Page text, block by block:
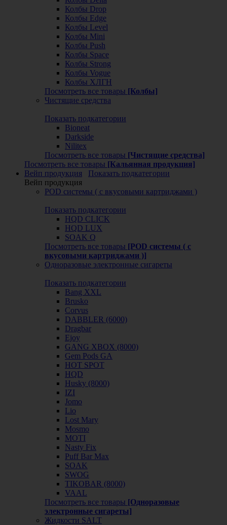
Колбы Drop
Колбы Edge
Колбы Level
Колбы Mini
Колбы Push
Колбы Space
Колбы Strong
Колбы Vogue
Колбы ХЛГН
Посмотреть все товары [Колбы]
Чистящие средства
Показать подкатегории
Bioneat
Darkside
Nilitex
Посмотреть все товары [Чистящие средства]
Посмотреть все товары [Кальянная продукция]
Вейп продукция
Показать подкатегории
Вейп продукция
POD системы ( с вкусовыми картриджами )
Показать подкатегории
HQD CLICK
HQD LUX
SOAK Q
Посмотреть все товары [POD системы ( с
вкусовыми картриджами )]
Одноразовые электронные сигареты
Показать подкатегории
Bang XXL
Brusko
Corvus
DABBLER (6000)
Dragbar
Ejoy
GANG XBOX (8000)
Gem Pods GA
HOT SPOT
HQD
Husky (8000)
IZI
Jomo
Lio
Lost Mary
Mosmo
MOTI
Nasty Fix
Puff Bar Max
SOAK
SWOG
TIKOBAR (8000)
VAAL
Посмотреть все товары [Одноразовые
электронные сигареты]
Жидкости SALT